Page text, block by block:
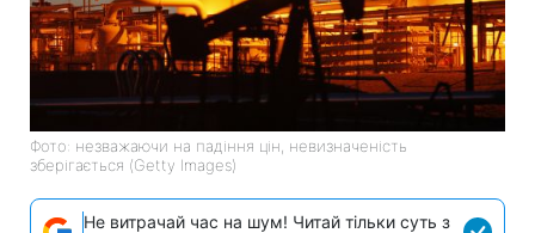
Фото: незважаючи на падіння цін, невизначеність
зберігається (Getty Images)
Не витрачай час на шум! Читай тільки суть з